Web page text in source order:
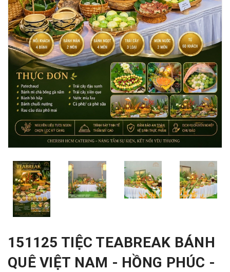
151125 TIỆC TEABREAK BÁNH
QUÊ VIỆT NAM - HỒNG PHÚC -